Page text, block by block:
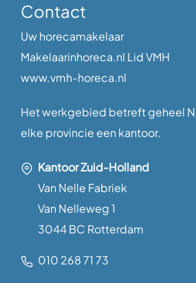
Contact
Uw horecamakelaar
Makelaarinhoreca.nl Lid VMH
www.vmh-horeca.nl
Het werkgebied betreft geheel
elke provincie een kantoor.
Kantoor Zuid-Holland
Van Nelle Fabriek
Van Nelleweg 1
3044 BC Rotterdam
010 268 71 73